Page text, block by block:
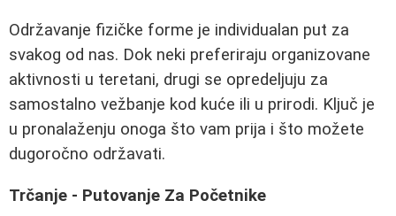
Održavanje fizičke forme je individualan put za
svakog od nas. Dok neki preferiraju organizovane
aktivnosti u teretani, drugi se opredeljuju za
samostalno vežbanje kod kuće ili u prirodi. Ključ je
u pronalaženju onoga što vam prija i što možete
dugoročno održavati.
Trčanje - Putovanje Za Početnike